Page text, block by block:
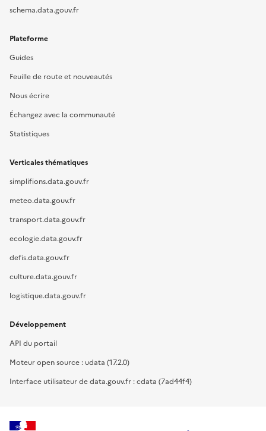
schema.data.gouv.fr
Plateforme
Guides
Feuille de route et nouveautés
Nous écrire
Échangez avec la communauté
Statistiques
Verticales thématiques
simplifions.data.gouv.fr
meteo.data.gouv.fr
transport.data.gouv.fr
ecologie.data.gouv.fr
defis.data.gouv.fr
culture.data.gouv.fr
logistique.data.gouv.fr
Développement
API du portail
Moteur open source : udata (17.2.0)
Interface utilisateur de data.gouv.fr : cdata (7ad44f4)